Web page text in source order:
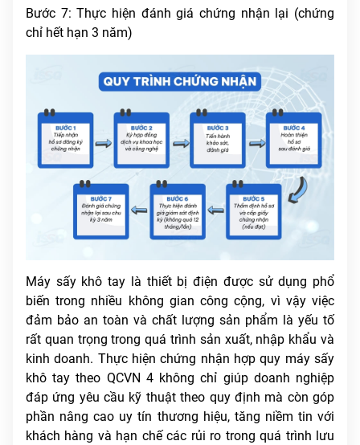
Bước 7: Thực hiện đánh giá chứng nhận lại (chứng
chỉ hết hạn 3 năm)
Máy sấy khô tay là thiết bị điện được sử dụng phổ
biến trong nhiều không gian công cộng, vì vậy việc
đảm bảo an toàn và chất lượng sản phẩm là yếu tố
rất quan trọng trong quá trình sản xuất, nhập khẩu và
kinh doanh. Thực hiện chứng nhận hợp quy máy sấy
khô tay theo QCVN 4 không chỉ giúp doanh nghiệp
đáp ứng yêu cầu kỹ thuật theo quy định mà còn góp
phần nâng cao uy tín thương hiệu, tăng niềm tin với
khách hàng và hạn chế các rủi ro trong quá trình lưu